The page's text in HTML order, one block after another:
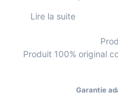
Lire la suite
Produit 100% original
Garantie